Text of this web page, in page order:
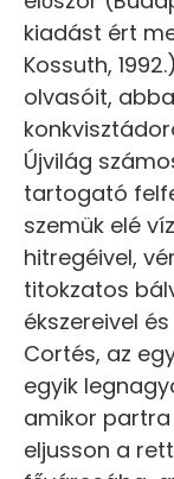
kiadást ért
Kossuth,
olvasóit,
Újvilág
tartogató
szemük elé
hitregéivel,
titokzatos
ékszereivel
Cortés, az
egyik
amikor partra
eljusson a